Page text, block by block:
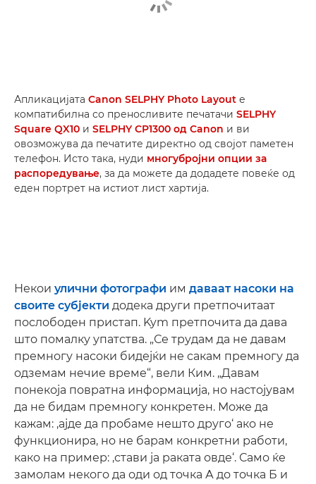
Апликацијата Canon SELPHY Photo Layout е
компатибилна со преносливите печатачи SELPHY
Square QX10 и SELPHY CP1300 од Canon и ви
овозможува да печатите директно од својот паметен
телефон. Исто така, нуди многубројни опции за
распоредување, за да можете да додадете повеќе од
еден портрет на истиот лист хартија.
Некои улични фотографи им даваат насоки на
своите субјекти додека други претпочитаат
послободен пристап. Kym претпочита да дава
што помалку упатства. „Се трудам да не давам
премногу насоки бидејќи не сакам премногу да
одземам нечие време“, вели Ким. „Давам
понекоја повратна информација, но настојувам
да не бидам премногу конкретен. Може да
кажам: ‚ајде да пробаме нешто друго‘ ако не
функционира, но не барам конкретни работи,
како на пример: ‚стави ја раката овде‘. Само ќе
замолам некого да оди од точка А до точка Б и